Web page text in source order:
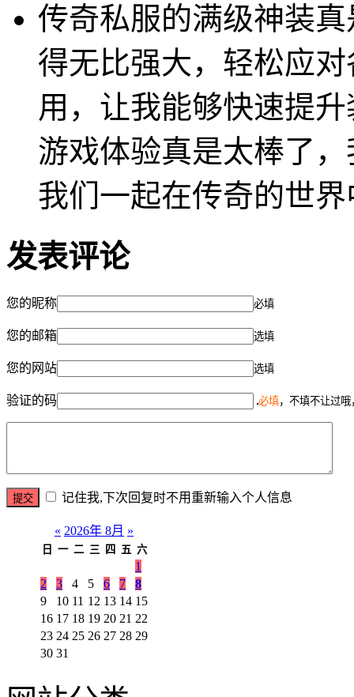
传奇私服的满级神装
得无比强大，轻松应
用，让我能够快速提
游戏体验真是太棒了
我们一起在传奇的世
发表评论
您的昵称 必填
您的邮箱 选填
您的网站 选填
验证的码 必填，不填不让过
记住我,下次回复时不用重新输入个人信息
« 2026年 8月 »
日 一 二 三 四 五 六
1
2
3 4 5 6 7
8
9
10 11 12 13 14 15
16 17 18 19 20 21 22
23 24 25 26 27 28 29
30 31